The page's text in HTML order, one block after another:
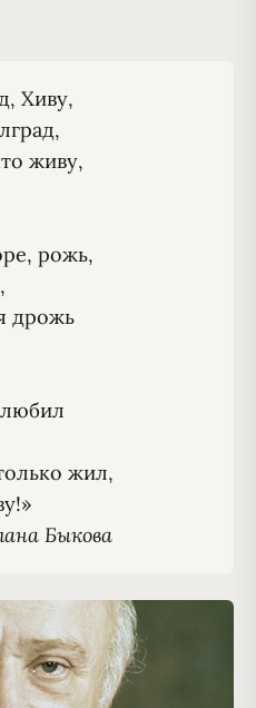
Хиву,
живу,
рожь,
дрожь
жил,
Быкова